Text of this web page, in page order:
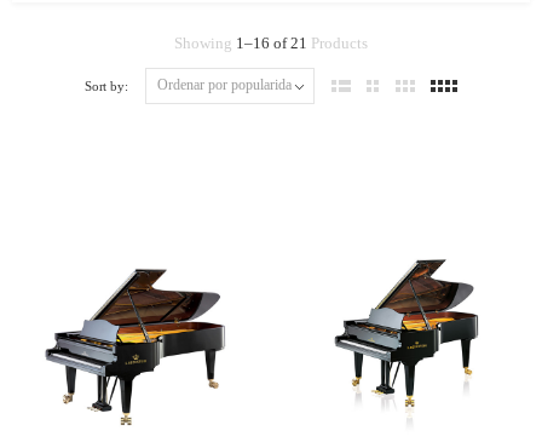
Showing 1 –16 of21 Products
Sort by: